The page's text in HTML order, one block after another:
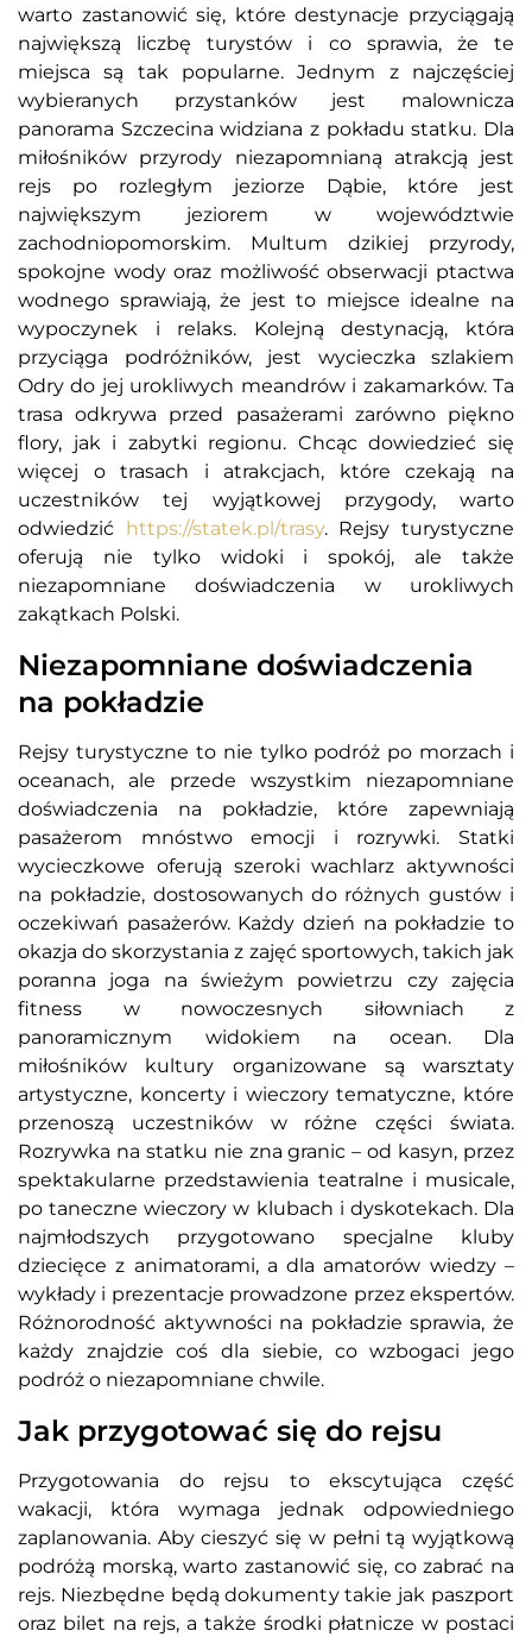
warto zastanowić się, które destynacje przyciągają
największą liczbę turystów i co sprawia, że te
miejsca są tak popularne. Jednym z najczęściej
wybieranych przystanków jest malownicza
panorama Szczecina widziana z pokładu statku. Dla
miłośników przyrody niezapomnianą atrakcją jest
rejs po rozległym jeziorze Dąbie, które jest
największym jeziorem w województwie
zachodniopomorskim. Multum dzikiej przyrody,
spokojne wody oraz możliwość obserwacji ptactwa
wodnego sprawiają, że jest to miejsce idealne na
wypoczynek i relaks. Kolejną destynacją, która
przyciąga podróżników, jest wycieczka szlakiem
Odry do jej urokliwych meandrów i zakamarków. Ta
trasa odkrywa przed pasażerami zarówno piękno
flory, jak i zabytki regionu. Chcąc dowiedzieć się
więcej o trasach i atrakcjach, które czekają na
uczestników tej wyjątkowej przygody, warto
odwiedzić https://statek.pl/trasy. Rejsy turystyczne
oferują nie tylko widoki i spokój, ale także
niezapomniane doświadczenia w urokliwych
zakątkach Polski.
Niezapomniane doświadczenia
na pokładzie
Rejsy turystyczne to nie tylko podróż po morzach i
oceanach, ale przede wszystkim niezapomniane
doświadczenia na pokładzie, które zapewniają
pasażerom mnóstwo emocji i rozrywki. Statki
wycieczkowe oferują szeroki wachlarz aktywności
na pokładzie, dostosowanych do różnych gustów i
oczekiwań pasażerów. Każdy dzień na pokładzie to
okazja do skorzystania z zajęć sportowych, takich jak
poranna joga na świeżym powietrzu czy zajęcia
fitness w nowoczesnych siłowniach z
panoramicznym widokiem na ocean. Dla
miłośników kultury organizowane są warsztaty
artystyczne, koncerty i wieczory tematyczne, które
przenoszą uczestników w różne części świata.
Rozrywka na statku nie zna granic – od kasyn, przez
spektakularne przedstawienia teatralne i musicale,
po taneczne wieczory w klubach i dyskotekach. Dla
najmłodszych przygotowano specjalne kluby
dziecięce z animatorami, a dla amatorów wiedzy –
wykłady i prezentacje prowadzone przez ekspertów.
Różnorodność aktywności na pokładzie sprawia, że
każdy znajdzie coś dla siebie, co wzbogaci jego
podróż o niezapomniane chwile.
Jak przygotować się do rejsu
Przygotowania do rejsu to ekscytująca część
wakacji, która wymaga jednak odpowiedniego
zaplanowania. Aby cieszyć się w pełni tą wyjątkową
podróżą morską, warto zastanowić się, co zabrać na
rejs. Niezbędne będą dokumenty takie jak paszport
oraz bilet na rejs, a także środki płatnicze w postaci